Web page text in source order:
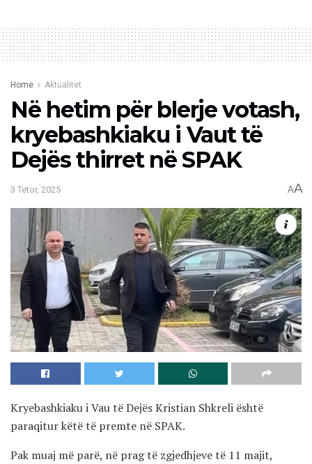
Home Aktualitet
Në hetim për blerje votash,
kryebashkiaku i Vaut të
Dejës thirret në SPAK
3 Tetor, 2025 AA
Kryebashkiaku i Vau të Dejës Kristian Shkreli është
paraqitur këtë të premte në SPAK.
Pak muaj më parë, në prag të zgjedhjeve të 11 majit,